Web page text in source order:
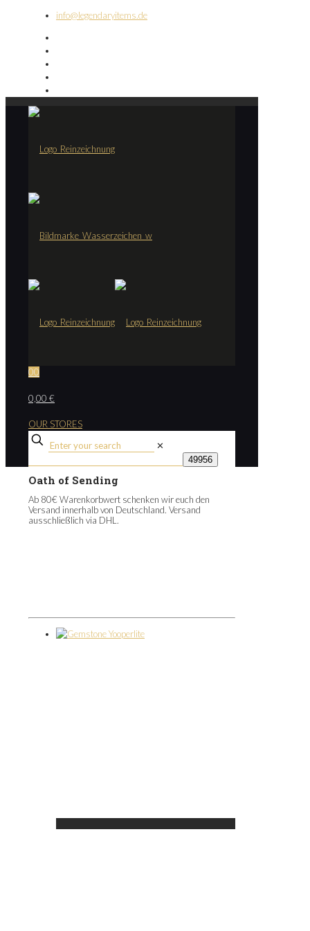
info@legendaryitems.de
00
0,00 €
OUR STORES
✕
Oath of Sending
Ab 80€ Warenkorbwert schenken wir euch den
Versand innerhalb von Deutschland. Versand
ausschließlich via DHL.